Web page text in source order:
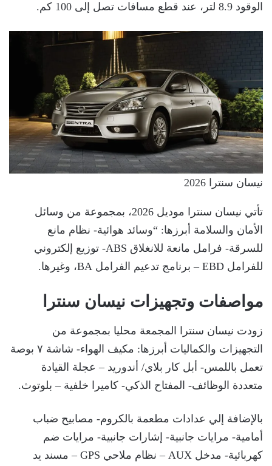
الوقود 8.9 لتر، عند قطع مسافات تصل إلى 100 كم.
نيسان سنترا 2026
تأتي نيسان سنترا موديل 2026، بمجموعة من وسائل
الأمان والسلامة أبرزها: “وسائد هوائية- نظام مانع
للسرقة- فرامل مانعة للانغلاق ABS- توزيع إلكتروني
للفرامل EBD – برنامج تدعيم الفرامل BA، وغيرها.
مواصفات وتجهيزات نيسان سنترا
زودت نيسان سنترا المجمعة محليا بمجموعة من
التجهيزات والكماليات أبرزها: مكيف الهواء- شاشة ٧ بوصة
تعمل باللمس- أبل كار بلاي/ أندوريد – عجلة القيادة
متعددة الوظائف- المفتاح الذكي- كاميرا خلفية – بلوتوث.
بالإضافة إلي عدادات مطعمة بالكروم- مصابيح ضباب
أمامية- مرايات جانبية- إشارات جانبية- مرايات ضم
كهربائية- مدخل AUX – نظام ملاحي GPS – مسند يد